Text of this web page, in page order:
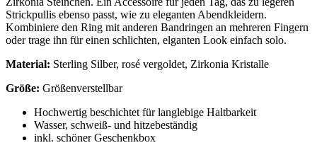
Strickpullis ebenso passt, wie zu eleganten Abendkleidern.
Kombiniere den Ring mit anderen Bandringen an mehreren Fingern
oder trage ihn für einen schlichten, elganten Look einfach solo.
Material: Sterling Silber, rosé vergoldet, Zirkonia Kristalle
Größe: Größenverstellbar
Hochwertig beschichtet für langlebige Haltbarkeit
Wasser, schweiß- und hitzebeständig
inkl. schöner Geschenkbox